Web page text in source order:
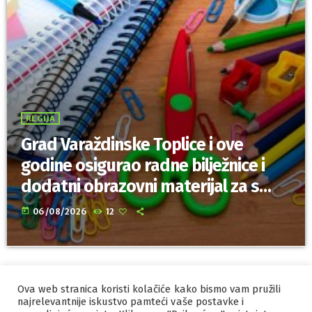
REGIJA
Grad Varaždinske Toplice i ove
godine osigurao radne bilježnice i
dodatni obrazovni materijal za sve
osnovnoškolce
today 06/08/2026 12
IZRADA I HOSTINGORBIS
Ova web stranica koristi kolačiće kako bismo vam pružili
najrelevantnije iskustvo pamteći vaše postavke i